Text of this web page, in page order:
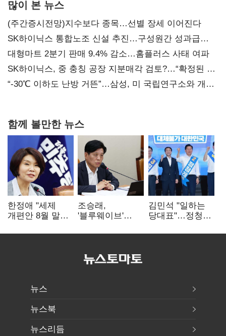
많이 본 뉴스
(주간증시전망)지수보다 종목…선별 장세 이어진다
SK하이닉스 통합노조 신설 추진…구성원간 성과급
불만 확산
대형마트 2분기 판매 9.4% 감소…홈플러스 사태 여파
SK하이닉스, 중 충칭 공장 지분매각 검토?…“확정된 바
없어”
“-30℃ 이하도 난방 거뜬”…삼성, 미 국립연구소와 개발
함께 볼만한 뉴스
한정애 "세제
개편안 8월 말
공급도 논의"
조승래,
'블루웨이브'
사과 "무거운
김민석 "일하는
당대표"…정청래
중요"
뉴스
뉴스북
뉴스리듬